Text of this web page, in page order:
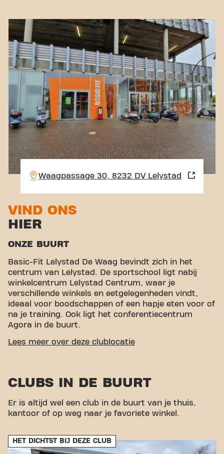
Waagpassage 30, 8232 DV Lelystad
VIND ONS
HIER
ONZE BUURT
Basic-Fit Lelystad De Waag bevindt zich in het
centrum van Lelystad. De sportschool ligt nabij
winkelcentrum Lelystad Centrum, waar je
verschillende winkels en eetgelegenheden vindt,
ideaal voor boodschappen of een hapje eten voor of
na je training. Ook ligt het conferentiecentrum
Agora in de buurt.
GEMAKKELIJKE BEREIKBAARHEID
Auto:Parkeergarage De Waag en Lelystad
Trein:Het treinstation Lelystad Centraal ligt op
een korte afstand, wat een handige optie is voor
Met onze centrale ligging en toegankelijke
vervoersverbindingen is het bereiken van je
Lees meer over deze clublocatie
CLUBS IN DE BUURT
Er is altijd wel een club in de buurt van je thuis,
kantoor of op weg naar je favoriete winkel.
HET DICHTST BIJ DEZE CLUB